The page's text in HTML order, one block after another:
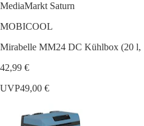
MediaMarkt Saturn
MOBICOOL
Mirabelle MM24 DC Kühlbox (20 l,
42,99 €
UVP49,00 €